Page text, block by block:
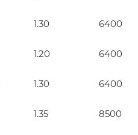
1.30 6400
1.20 6400
1.30 6400
1.35 8500